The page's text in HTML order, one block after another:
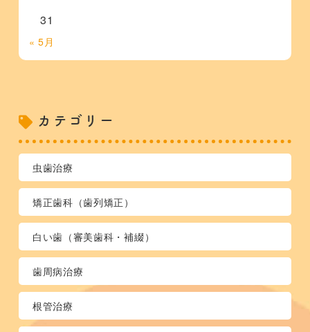
31
« 5月
カテゴリー
虫歯治療
矯正歯科（歯列矯正）
白い歯（審美歯科・補綴）
歯周病治療
根管治療